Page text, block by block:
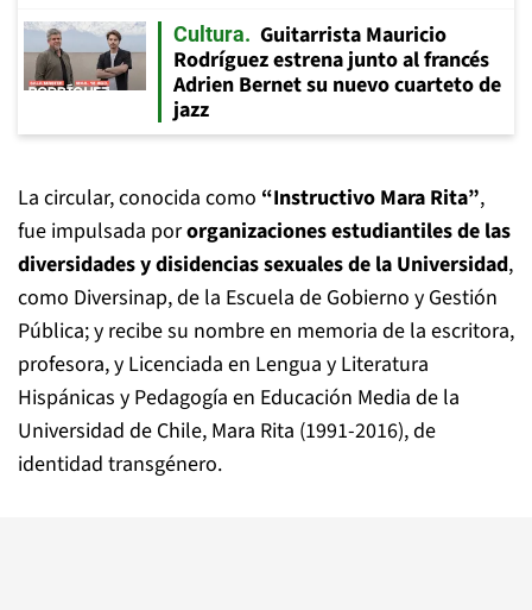
Cultura
Guitarrista Mauricio
Rodríguez estrena junto al francés
Adrien Bernet su nuevo cuarteto de
jazz
La circular, conocida como “Instructivo Mara Rita”,
fue impulsada pororganizaciones estudiantiles de las
diversidades y disidencias sexuales de la Universidad,
como Diversinap, de la Escuela de Gobierno y Gestión
Pública; y recibe su nombre en memoria de la escritora,
profesora, y Licenciada en Lengua y Literatura
Hispánicas y Pedagogía en Educación Media de la
Universidad de Chile, Mara Rita (1991-2016), de
identidad transgénero.